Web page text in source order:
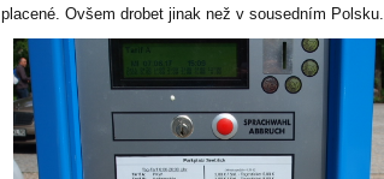
placené. Ovšem drobet jinak než v sousedním Polsku.